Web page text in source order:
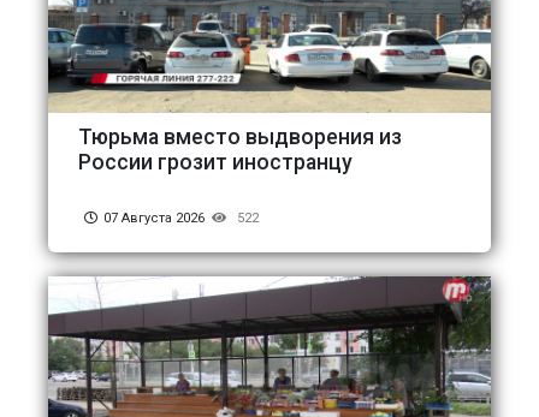
Тюрьма вместо выдворения из
России грозит иностранцу
07 Августа 2026 522